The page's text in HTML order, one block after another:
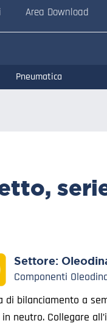
Area Download
Pneumatica
Settore:
Componenti
di bilanciamento a
in neutro. Collegare